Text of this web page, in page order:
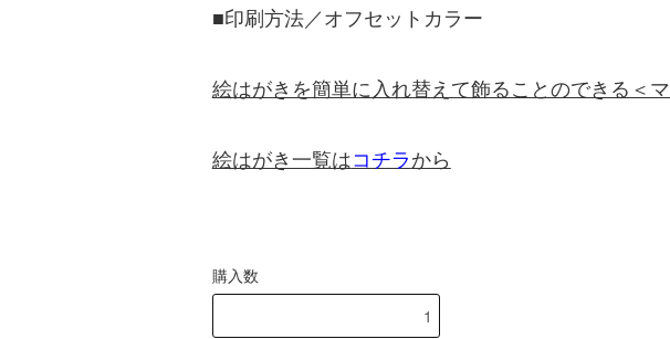
■印刷方法／オフセットカラー
絵はがきを簡単に入れ替えて飾ることのできる＜
絵はがき一覧はコチラ から
購入数